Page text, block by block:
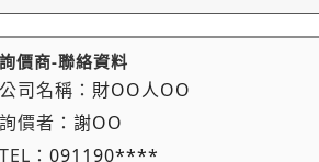
詢價商-聯絡資料
公司名稱： 財OO人OO
詢價者：謝OO
TEL：091190****